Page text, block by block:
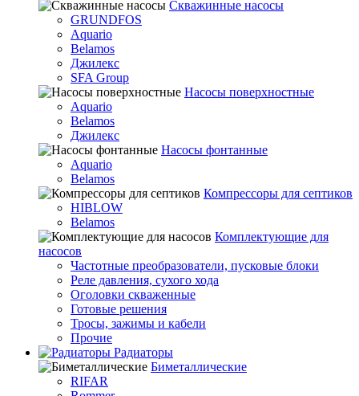
Скважинные насосы
GRUNDFOS
Aquario
Belamos
Джилекс
SFA Group
Насосы поверхностные
Aquario
Belamos
Джилекс
Насосы фонтанные
Aquario
Belamos
Компрессоры для септиков
HIBLOW
Belamos
Комплектующие для
насосов
Частотные преобразователи, пусковые блоки
Реле давления, сухого хода
Оголовки скваженные
Готовые решения
Тросы, зажимы и кабели
Прочие
Радиаторы
Биметаллические
RIFAR